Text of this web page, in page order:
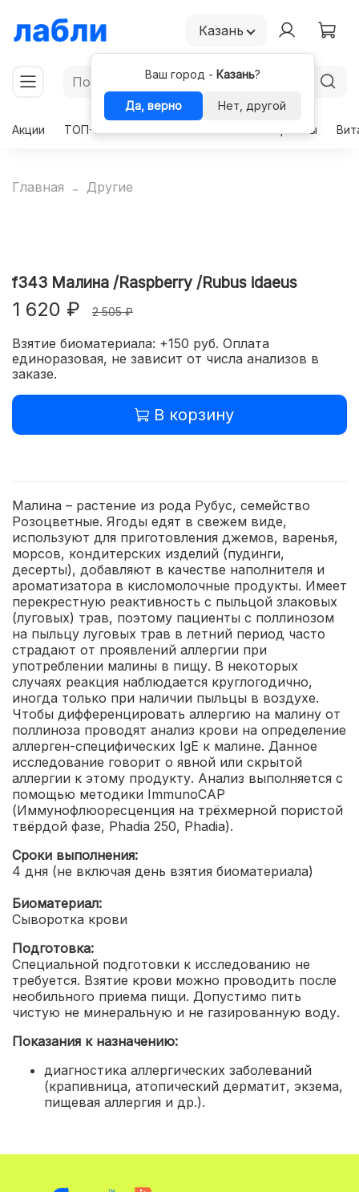
Казань
Ваш город - Казань?
Да, верно
Нет, другой
Акции
ТОП-50 Гормоны
Главная Другие
f343 Малина /Raspberry /Rubus idaeus
1 620 ₽ 2 505 ₽
Взятие биоматериала: +150 руб. Оплата
единоразовая, не зависит от числа анализов в
заказе.
В корзину
Малина – растение из рода Рубус, семейство
Розоцветные. Ягоды едят в свежем виде,
используют для приготовления джемов, варенья,
морсов, кондитерских изделий (пудинги,
десерты), добавляют в качестве наполнителя и
ароматизатора в кисломолочные продукты. Имеет
перекрестную реактивность с пыльцой злаковых
(луговых) трав, поэтому пациенты с поллинозом
на пыльцу луговых трав в летний период часто
страдают от проявлений аллергии при
употреблении малины в пищу. В некоторых
случаях реакция наблюдается круглогодично,
иногда только при наличии пыльцы в воздухе.
Чтобы дифференцировать аллергию на малину от
поллиноза проводят анализ крови на определение
аллерген-специфических IgE к малине. Данное
исследование говорит о явной или скрытой
аллергии к этому продукту. Анализ выполняется с
помощью методики ImmunoCAP
(Иммунофлюоресценция на трёхмерной пористой
твёрдой фазе, Phadia 250, Phadia).
Сроки выполнения:
4 дня (не включая день взятия биоматериала)
Биоматериал:
Сыворотка крови
Подготовка:
Специальной подготовки к исследованию не
требуется. Взятие крови можно проводить после
необильного приема пищи. Допустимо пить
чистую не минеральную и не газированную воду.
Показания к назначению:
диагностика аллергических заболеваний
(крапивница, атопический дерматит, экзема,
пищевая аллергия и др.).